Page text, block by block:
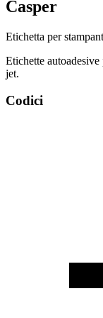
Casper
Etichetta per
Etichette
jet.
Codici